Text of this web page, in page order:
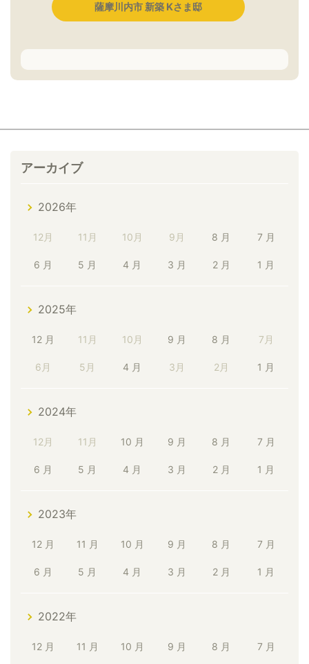
薩摩川内市 新築 Kさま邸
アーカイブ
2026年
12月 11月 10月 9月 8 月 7 月
6 月 5 月 4 月 3 月 2 月 1 月
2025年
12 月 11月 10月 9 月 8 月 7月
6月 5月 4 月 3月 2月 1 月
2024年
12月 11月 10 月 9 月 8 月 7 月
6 月 5 月 4 月 3 月 2 月 1 月
2023年
12 月 11 月 10 月 9 月 8 月 7 月
6 月 5 月 4 月 3 月 2 月 1 月
2022年
12 月 11 月 10 月 9 月 8 月 7 月